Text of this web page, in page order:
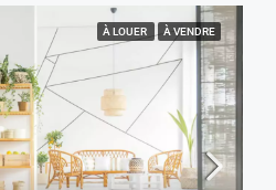
À LOUER À VENDRE